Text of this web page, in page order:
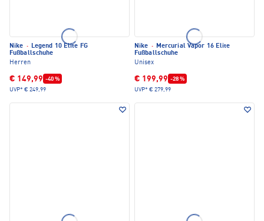
Nike · Legend 10 Elite FG
Fußballschuhe
Herren
€ 149,99 -40 %
UVP* € 249,99
Nike · Mercurial Vapor 16 Elite
Fußballschuhe
Unisex
€ 199,99 -28 %
UVP* € 279,99